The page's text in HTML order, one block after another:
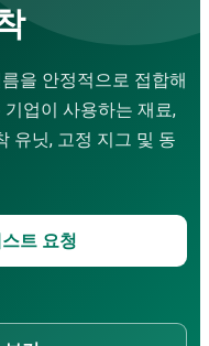
을 안정적으로 접합해
기업이 사용하는 재료,
유닛, 고정 지그 및 동
트 요청